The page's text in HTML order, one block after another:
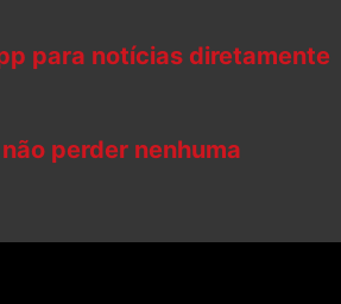
para notícias diretamente
perder nenhuma